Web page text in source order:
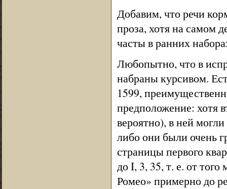
Добавим, что речи
проза, хотя на самом
часты в ранних
Любопытно, что в
набраны курсивом.
1599,
предположение: хотя
вероятно), в ней
либо они были очень
страницы первого
до I, 3, 35, т. е. от
Ромео» примерно до